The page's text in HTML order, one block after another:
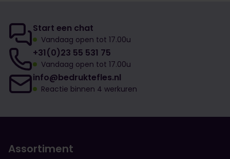
Start een chat
Vandaag open tot 17.00u
+31(0)23 55 531 75
Vandaag open tot 17.00u
info@bedruktefles.nl
Reactie binnen 4 werkuren
Assortiment